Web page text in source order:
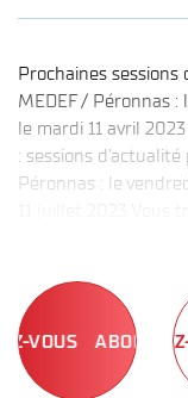
Prochaines sessions
MEDEF / Péronnas :
le mardi 11 avril
: sessions
Péronnas : le
ABONNEZ-VOUS